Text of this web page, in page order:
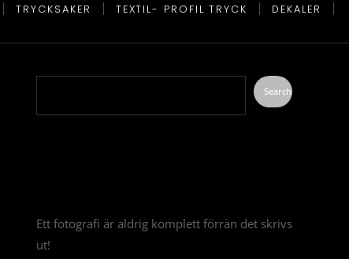
TRYCKSAKER TEXTIL- PROFIL TRYCK
DEKALER
Search
Ett fotografi är aldrig komplett förrän det skrivs
ut!